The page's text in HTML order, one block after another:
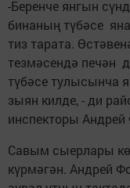
-Беренче янгын
бинаның түбәсе
тиз тарата.
тезмәсендә печән
түбәсе тулысынча
зыян килде, - ди
инспекторы
Савым сыерлары
күрмәгән. Андрей